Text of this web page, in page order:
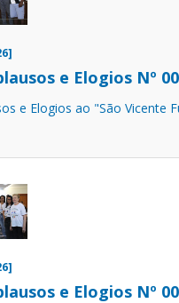
e Elogios Nº
e Elogios ao "São Vicente
e Elogios Nº